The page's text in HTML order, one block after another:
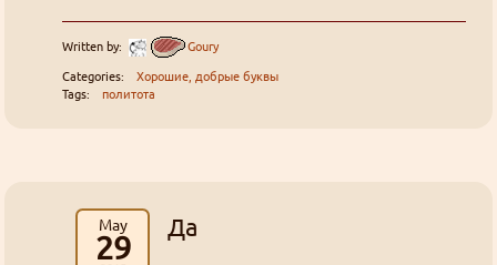
Written by:
Goury
Categories:
Хорошие, добрые буквы
Tags:
политота
May
29
Да
эксперимент интересный
Картинки неудобно сделаны
Grabz: Спасибо, поставил 2048.
теперь для активации купонов защищать аккаунт